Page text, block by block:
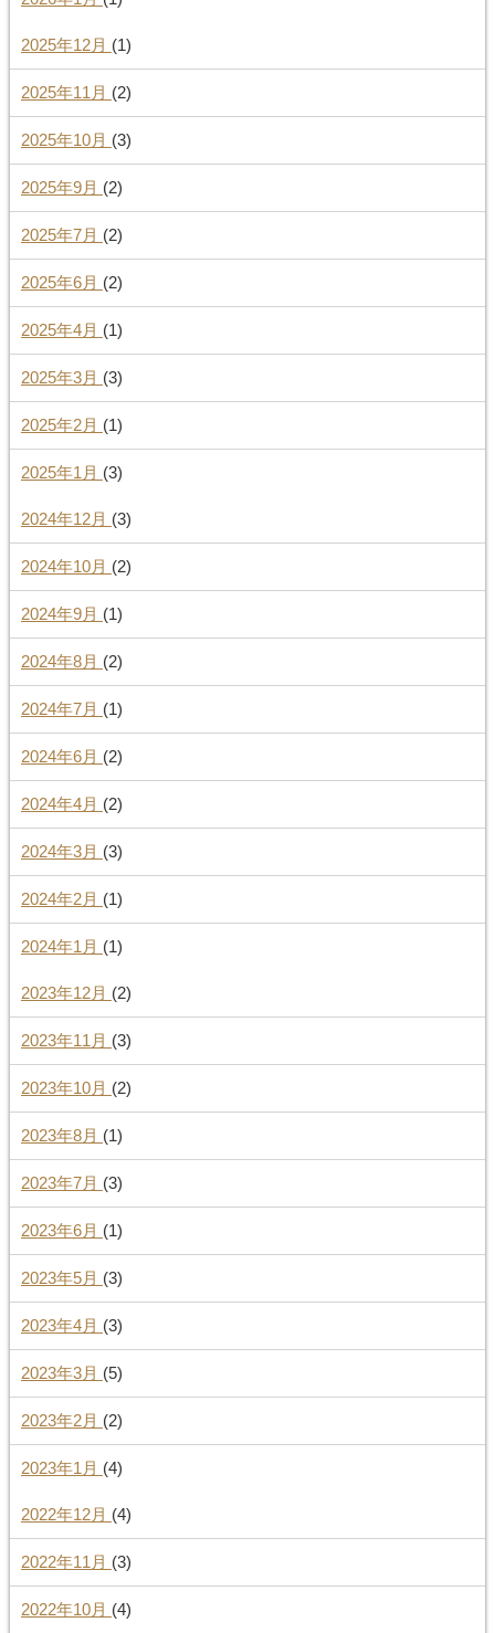
2025年12月 (1)
2025年11月 (2)
2025年10月 (3)
2025年9月 (2)
2025年7月 (2)
2025年6月 (2)
2025年4月 (1)
2025年3月 (3)
2025年2月 (1)
2025年1月 (3)
2024年12月 (3)
2024年10月 (2)
2024年9月 (1)
2024年8月 (2)
2024年7月 (1)
2024年6月 (2)
2024年4月 (2)
2024年3月 (3)
2024年2月 (1)
2024年1月 (1)
2023年12月 (2)
2023年11月 (3)
2023年10月 (2)
2023年8月 (1)
2023年7月 (3)
2023年6月 (1)
2023年5月 (3)
2023年4月 (3)
2023年3月 (5)
2023年2月 (2)
2023年1月 (4)
2022年12月 (4)
2022年11月 (3)
2022年10月 (4)